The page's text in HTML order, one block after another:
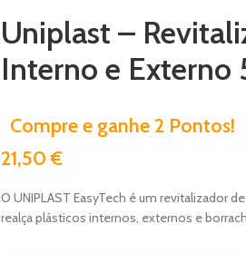
Uniplast –
Interno e Externo
Compre e ganhe 2 Pontos!
21,50€
O UNIPLAST EasyTech é um revitalizador
realça plásticos internos, externos e